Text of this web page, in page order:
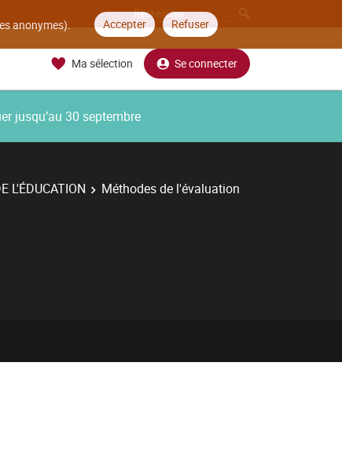
anonymes). Accepter Refuser
Ma sélection Se connecter
jusqu’au 30 septembre
L'ÉDUCATION Méthodes de l'évaluation